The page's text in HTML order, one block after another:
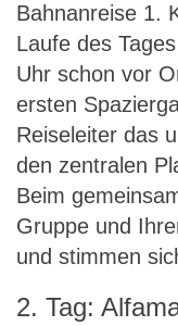
Bahnanreise 1.
Laufe des
Uhr schon vor
ersten
Reiseleiter das
den zentralen
Beim
Gruppe und
und stimmen
2. Tag: